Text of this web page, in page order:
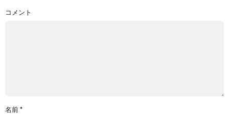
コメント
名前*